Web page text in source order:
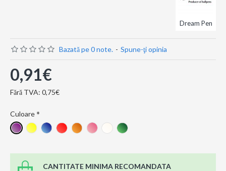
Dream Pen
Bazată pe 0 note. - Spune-ţi opinia
0,91€
Fără TVA: 0,75€
Culoare
CANTITATE MINIMA RECOMANDATA